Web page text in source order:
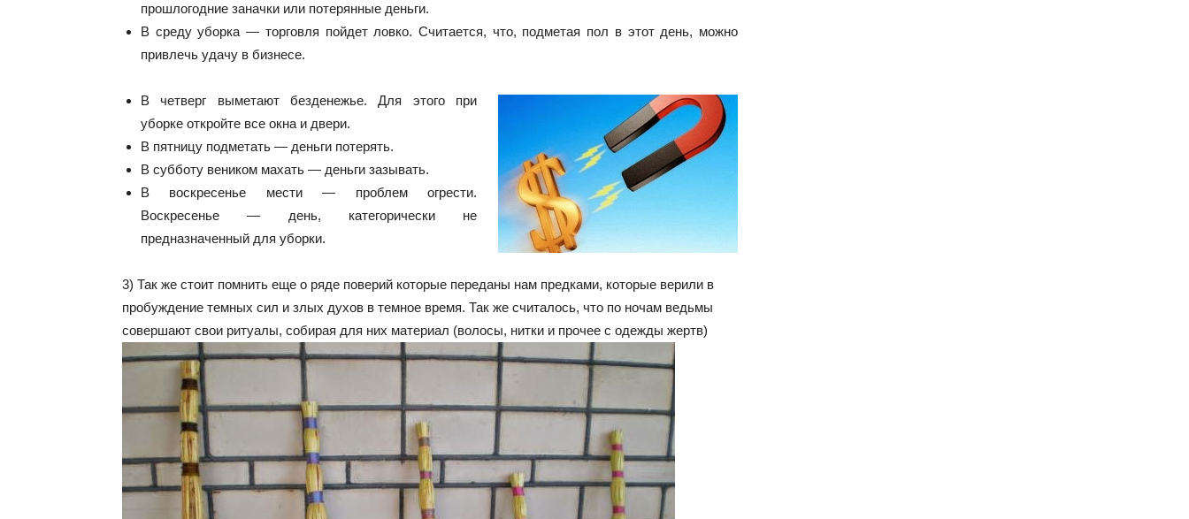
прошлогодние заначки или потерянные деньги.
В среду уборка — торговля пойдет ловко. Считается, что, подметая пол в этот день, можно
привлечь удачу в бизнесе.
В четверг выметают безденежье. Для этого при
уборке откройте все окна и двери.
В пятницу подметать — деньги потерять.
В субботу веником махать — деньги зазывать.
В воскресенье мести — проблем огрести.
Воскресенье — день, категорически не
предназначенный для уборки.
3) Так же стоит помнить еще о ряде поверий которые переданы нам предками, которые верили в
пробуждение темных сил и злых духов в темное время. Так же считалось, что по ночам ведьмы
совершают свои ритуалы, собирая для них материал (волосы, нитки и прочее с одежды жертв)